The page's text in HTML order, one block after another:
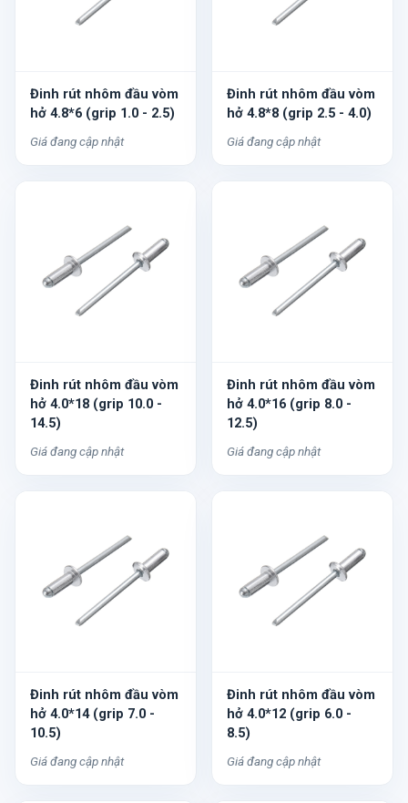
Đinh rút nhôm đầu vòm
hở 4.8*6 (grip 1.0 - 2.5)
Giá đang cập nhật
Đinh rút nhôm đầu vòm
hở 4.8*8 (grip 2.5 - 4.0)
Giá đang cập nhật
Đinh rút nhôm đầu vòm
hở 4.0*18 (grip 10.0 -
14.5)
Giá đang cập nhật
Đinh rút nhôm đầu vòm
hở 4.0*16 (grip 8.0 -
12.5)
Giá đang cập nhật
Đinh rút nhôm đầu vòm
hở 4.0*14 (grip 7.0 -
10.5)
Giá đang cập nhật
Đinh rút nhôm đầu vòm
hở 4.0*12 (grip 6.0 -
8.5)
Giá đang cập nhật